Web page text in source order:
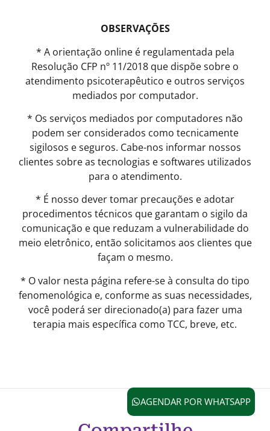
OBSERVAÇÕES
* A orientação online é regulamentada pela
Resolução CFP nº 11/2018 que dispõe sobre o
atendimento psicoterapêutico e outros serviços
mediados por computador.
* Os serviços mediados por computadores não
podem ser considerados como tecnicamente
sigilosos e seguros. Cabe-nos informar nossos
clientes sobre as tecnologias e softwares utilizados
para o atendimento.
* É nosso dever tomar precauções e adotar
procedimentos técnicos que garantam o sigilo da
comunicação e que reduzam a vulnerabilidade do
meio eletrônico, então solicitamos aos clientes que
façam o mesmo.
* O valor nesta página refere-se à consulta do tipo
fenomenológica e, conforme as suas necessidades,
você poderá ser direcionado(a) para fazer uma
terapia mais específica como TCC, breve, etc.
AGENDAR POR WHATSAPP